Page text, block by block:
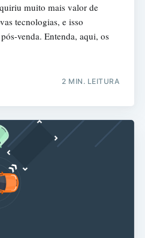
muito mais valor de
tecnologias, e isso
venda. Entenda, aqui, os
2 MIN. LEITURA